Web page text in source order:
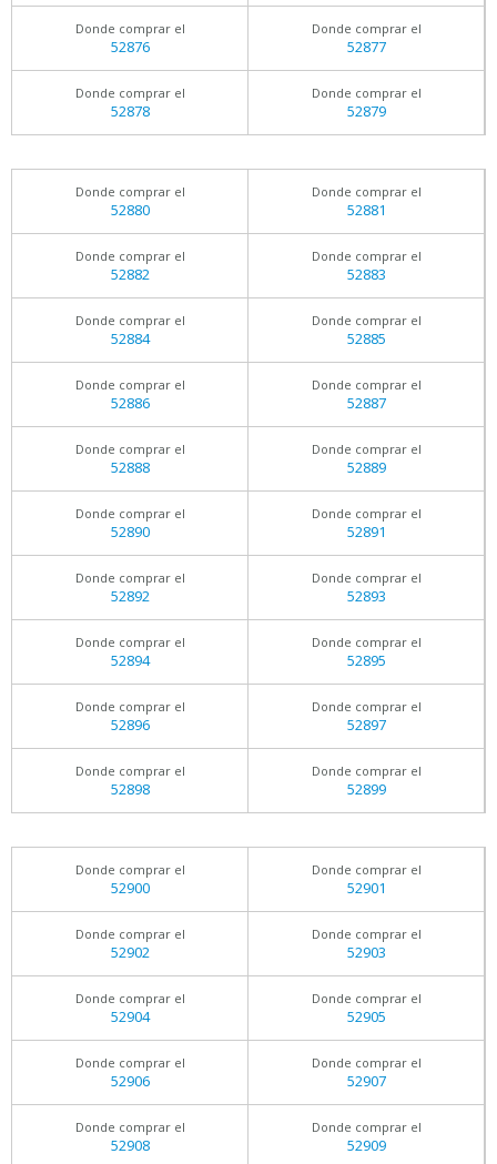
Donde comprar el
52876
Donde comprar el
52877
Donde comprar el
52878
Donde comprar el
52879
Donde comprar el
52880
Donde comprar el
52881
Donde comprar el
52882
Donde comprar el
52883
Donde comprar el
52884
Donde comprar el
52885
Donde comprar el
52886
Donde comprar el
52887
Donde comprar el
52888
Donde comprar el
52889
Donde comprar el
52890
Donde comprar el
52891
Donde comprar el
52892
Donde comprar el
52893
Donde comprar el
52894
Donde comprar el
52895
Donde comprar el
52896
Donde comprar el
52897
Donde comprar el
52898
Donde comprar el
52899
Donde comprar el
52900
Donde comprar el
52901
Donde comprar el
52902
Donde comprar el
52903
Donde comprar el
52904
Donde comprar el
52905
Donde comprar el
52906
Donde comprar el
52907
Donde comprar el
52908
Donde comprar el
52909